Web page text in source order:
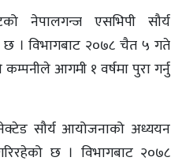
नेपालगन्ज एसभिपी सौर्य
। विभागबाट २०७८ चैत ५ गते
आगमी १ वर्षमा पुरा गर्नु
सौर्य आयोजनाको अध्ययन
छ । विभागबाट २०७८